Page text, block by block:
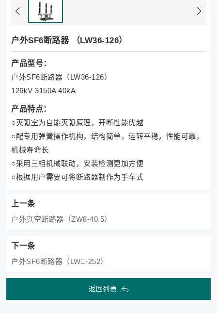
户外SF6断路器 （LW36-126）
产品型号：
户外SF6断路器（LW36-126）
126kV 3150A 40kA
产品特点：
○灭弧室为自能灭弧原理，开断性能优越
○配专用弹簧操作机构，结构简单，运转平稳，性能可靠，
机械寿命长
○采用三相机械联动，安装检测更加方便
○根据用户需要可将断路器制作为手车式
上一条
户外真空断路器（ZW8-40.5）
下一条
户外SF6断路器（LW□-252）
返回列表